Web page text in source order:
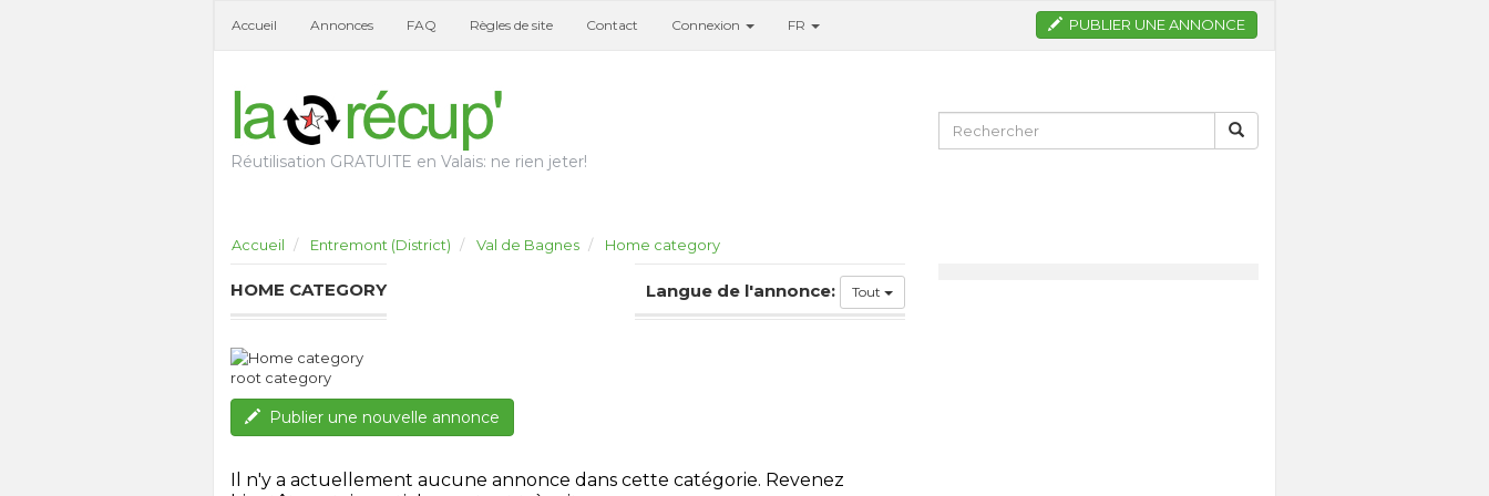
Accueil Annonces FAQ Règles de site Contact Connexion FR PUBLIER UNE ANNONCE
Réutilisation GRATUITE en Valais: ne rien jeter!
Accueil Entremont (District) Val de Bagnes Home category
HOME CATEGORY Langue de l'annonce: Tout
root category
Publier une nouvelle annonce
Il n'y a actuellement aucune annonce dans cette catégorie. Revenez